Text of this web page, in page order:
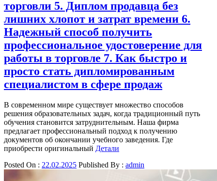
торговли 5. Диплом продавца без
лишних хлопот и затрат времени 6.
Надежный способ получить
профессиональное удостоверение для
работы в торговле 7. Как быстро и
просто стать дипломированным
специалистом в сфере продаж
В современном мире существует множество способов
решения образовательных задач, когда традиционный путь
обучения становится затруднительным. Наша фирма
предлагает профессиональный подход к получению
документов об окончании учебного заведения. Где
приобрести оригинальный Детали
Posted On : 22.02.2025 Published By : admin